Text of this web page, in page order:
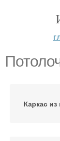
Каркас